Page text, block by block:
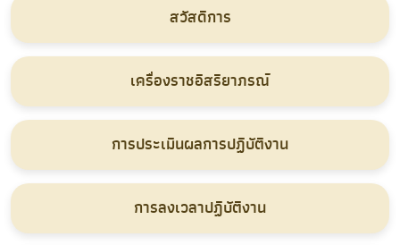
สวัสดิการ
เครื่องราชอิสริยาภรณ์
การประเมินผลการปฏิบัติงาน
การลงเวลาปฏิบัติงาน